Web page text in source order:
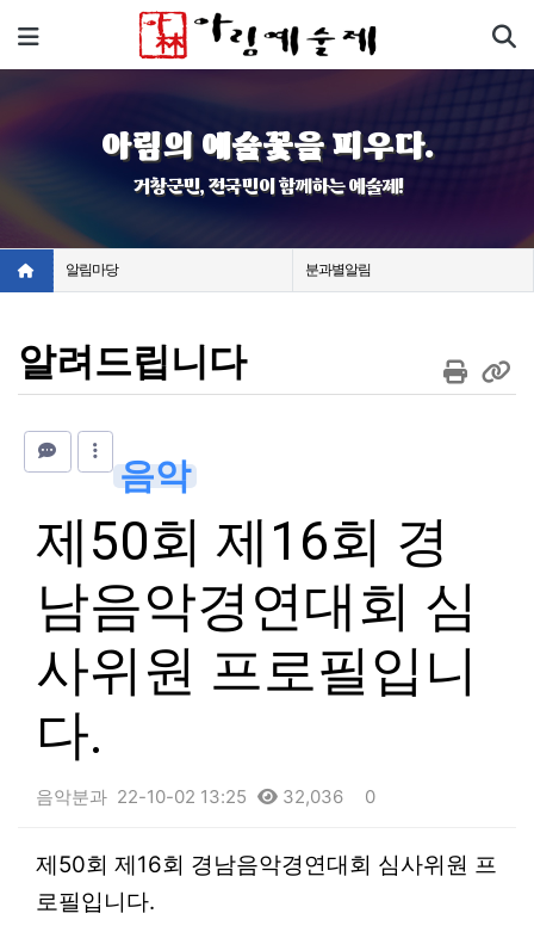
메뉴
아림의 예술꽃을 피우다.
거창군민, 전국민이 함께하는 예술제!
알림마당 분과별알림
알려드립니다
음악
제50회 제16회 경
남음악경연대회 심
사위원 프로필입니
다.
음악분과 22-10-02 13:25 32,036 0
본문
제50회 제16회 경남음악경연대회 심사위원 프
로필입니다.